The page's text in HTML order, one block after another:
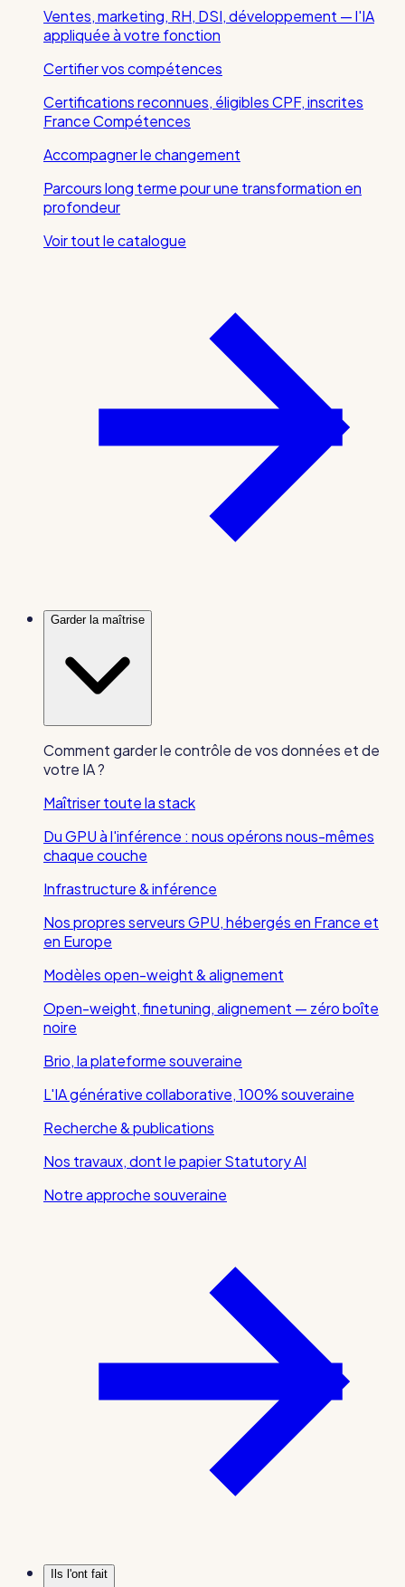
Ventes, marketing, RH, DSI, développement — l'IA
appliquée à votre fonction
Certifier vos compétences
Certifications reconnues, éligibles CPF, inscrites
France Compétences
Accompagner le changement
Parcours long terme pour une transformation en
profondeur
Voir tout le catalogue
Garder la maîtrise
Comment garder le contrôle de vos données et de
votre IA ?
Maîtriser toute la stack
Du GPU à l'inférence : nous opérons nous-mêmes
chaque couche
Infrastructure & inférence
Nos propres serveurs GPU, hébergés en France et
en Europe
Modèles open-weight & alignement
Open-weight, finetuning, alignement — zéro boîte
noire
Brio, la plateforme souveraine
L'IA générative collaborative, 100% souveraine
Recherche & publications
Nos travaux, dont le papier Statutory AI
Notre approche souveraine
Ils l'ont fait